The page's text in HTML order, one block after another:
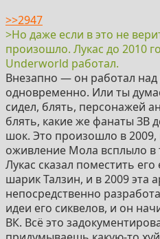
>>2947
>Но даже если в это не
произошло. Лукас до 2010
Underworld работал.
Внезапно — он работал
одновременно. Или ты
сидел, блять, персонажей
блять, какие же фанаты ЗВ
шок. Это произошло в
оживление Мола всплыло в
Лукас сказал поместить
шарик Талзин, и в 2009 эта
непосредственно
идеи его сиквелов, и он
ВК. Всё это